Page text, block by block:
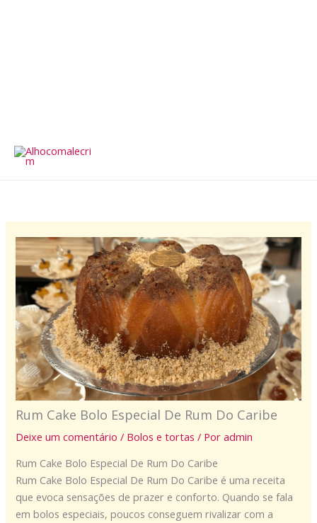
Rum Cake Bolo Especial De Rum Do Caribe
Deixe um comentário / Bolos e tortas / Poradmin
Rum Cake Bolo Especial De Rum Do Caribe
Rum Cake Bolo Especial De Rum Do Caribe é uma receita
que evoca sensações de prazer e conforto. Quando se fala
em bolos especiais, poucos conseguem rivalizar com a